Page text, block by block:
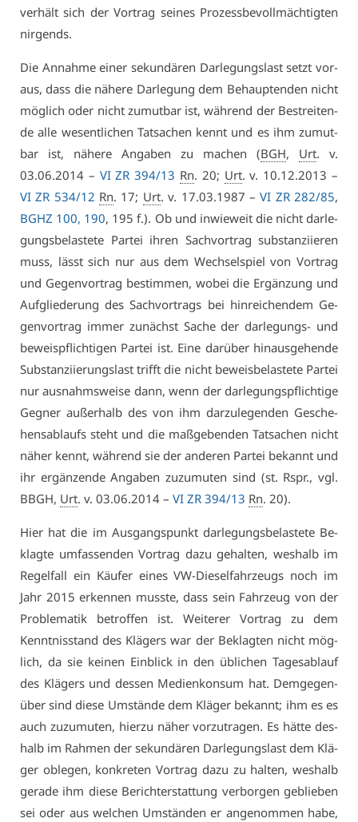
ver­hält sich der Vor­trag sei­nes Pro­zess­be­voll­mäch­tig­ten
nir­gends.
Die An­nah­me ei­ner se­kun­dä­ren Dar­le­gungs­last setzt vor­
aus, dass die nä­he­re Dar­le­gung dem Be­haup­ten­den nicht
mög­lich oder nicht zu­mut­bar ist, wäh­rend der Be­strei­ten­
de al­le we­sent­li­chen Tat­sa­chen kennt und es ihm zu­mut­
bar ist, nä­he­re An­ga­ben zu ma­chen (BGH, Urt. v.
03.06.2014 – VI ZR 394/13 Rn. 20; Urt. v. 10.12.2013 –
VI ZR 534/12 Rn. 17; Urt. v. 17.03.1987 –VI ZR 282/85,
BGHZ 100, 190, 195 f.). Ob und in­wie­weit die nicht dar­le­
gungs­be­las­te­te Par­tei ih­ren Sach­vor­trag sub­stan­zi­ie­ren
muss, lässt sich nur aus dem Wech­sel­spiel von Vor­trag
und Ge­gen­vor­trag be­stim­men, wo­bei die Er­gän­zung und
Auf­glie­de­rung des Sach­vor­trags bei hin­rei­chen­dem Ge­
gen­vor­trag im­mer zu­nächst Sa­che der dar­le­gungs- und
be­weis­pflich­ti­gen Par­tei ist. Ei­ne dar­über hin­aus­ge­hen­de
Sub­stan­zi­ie­rungs­last trifft die nicht be­weis­be­las­te­te Par­tei
nur aus­nahms­wei­se dann, wenn der dar­le­gungs­pflich­ti­ge
Geg­ner au­ßer­halb des von ihm dar­zu­le­gen­den Ge­sche­
hens­ab­laufs steht und die maß­ge­ben­den Tat­sa­chen nicht
nä­her kennt, wäh­rend sie der an­de­ren Par­tei be­kannt und
ihr er­gän­zen­de An­ga­ben zu­zu­mu­ten sind (st. Rspr., vgl.
BBGH, Urt. v. 03.06.2014 – VI ZR 394/13 Rn. 20).
Hier hat die im Aus­gangs­punkt dar­le­gungs­be­las­te­te Be­
klag­te um­fas­sen­den Vor­trag da­zu ge­hal­ten, wes­halb im
Re­gel­fall ein Käu­fer ei­nes VW-Die­sel­fahr­zeugs noch im
Jahr 2015 er­ken­nen muss­te, dass sein Fahr­zeug von der
Pro­ble­ma­tik be­trof­fen ist. Wei­te­rer Vor­trag zu dem
Kennt­nis­stand des Klä­gers war der Be­klag­ten nicht mög­
lich, da sie kei­nen Ein­blick in den üb­li­chen Ta­ges­ab­lauf
des Klä­gers und des­sen Me­di­en­kon­sum hat. Dem­ge­gen­
über sind die­se Um­stän­de dem Klä­ger be­kannt; ihm es es
auch zu­zu­mu­ten, hier­zu nä­her vor­zu­tra­gen. Es hät­te des­
halb im Rah­men der se­kun­dä­ren Dar­le­gungs­last dem Klä­
ger ob­le­gen, kon­kre­ten Vor­trag da­zu zu hal­ten, wes­halb
ge­ra­de ihm die­se Be­richt­er­stat­tung ver­bor­gen ge­blie­ben
sei oder aus wel­chen Um­stän­den er an­ge­nom­men ha­be,